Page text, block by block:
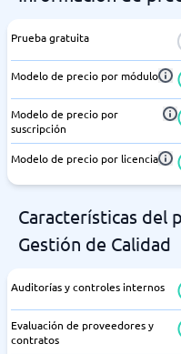
Prueba gratuita
Modelo de precio por módulo
Modelo de precio por
suscripción
Modelo de precio por licencia
Características del
Gestión de Calidad
Auditorías y controles internos
Evaluación de proveedores y
contratos